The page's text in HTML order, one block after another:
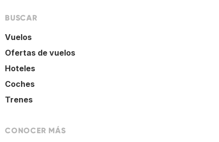
BUSCAR
Vuelos
Ofertas de vuelos
Hoteles
Coches
Trenes
CONOCER MÁS